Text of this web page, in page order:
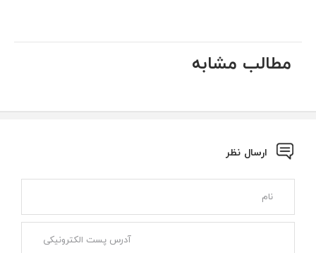
مطالب مشابه
ارسال نظر